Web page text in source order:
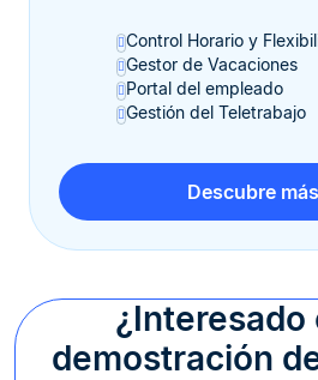
Control Horario y
Gestor de Vacaciones
Portal del empleado
Gestión del Teletrabajo
Descubre más
¿Interesado
demostración